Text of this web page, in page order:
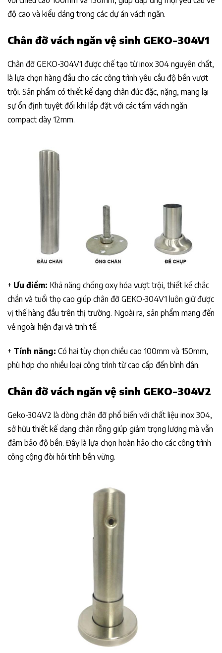
độ cao và kiểu dáng trong các dự án vách ngăn.
Chân đỡ vách ngăn vệ sinh GEKO-304V1
Chân đỡ GEKO-304V1 được chế tạo từ inox 304 nguyên chất,
là lựa chọn hàng đầu cho các công trình yêu cầu độ bền vượt
trội. Sản phẩm có thiết kế dạng chân đúc đặc, nặng, mang lại
sự ổn định tuyệt đối khi lắp đặt với các tấm vách ngăn
compact dày 12mm.
+ Ưu điểm: Khả năng chống oxy hóa vượt trội, thiết kế chắc
chắn và tuổi thọ cao giúp chân đỡ GEKO-304V1 luôn giữ được
vị thế hàng đầu trên thị trường. Ngoài ra, sản phẩm mang đến
vẻ ngoài hiện đại và tinh tế.
+ Tính năng: Có hai tùy chọn chiều cao 100mm và 150mm,
phù hợp cho nhiều loại công trình từ cao cấp đến bình dân.
Chân đỡ vách ngăn vệ sinh GEKO-304V2
Geko-304V2 là dòng chân đỡ phổ biến với chất liệu inox 304,
sở hữu thiết kế dạng chân rỗng giúp giảm trọng lượng mà vẫn
đảm bảo độ bền. Đây là lựa chọn hoàn hảo cho các công trình
công cộng đòi hỏi tính bền vững.